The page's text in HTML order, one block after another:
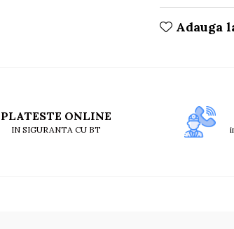
Adauga
PLATESTE ONLINE
IN SIGURANTA CU BT